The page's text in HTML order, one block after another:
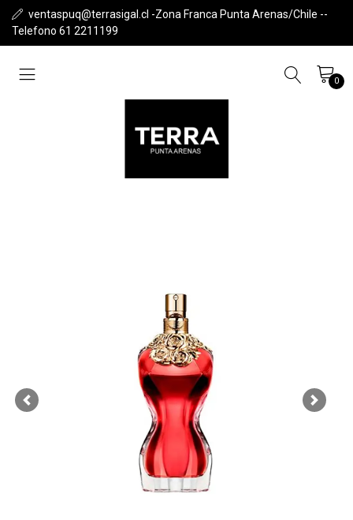
ventaspuq@terrasigal.cl -Zona Franca Punta Arenas/Chile --
Telefono 61 2211199
0
Previous Next